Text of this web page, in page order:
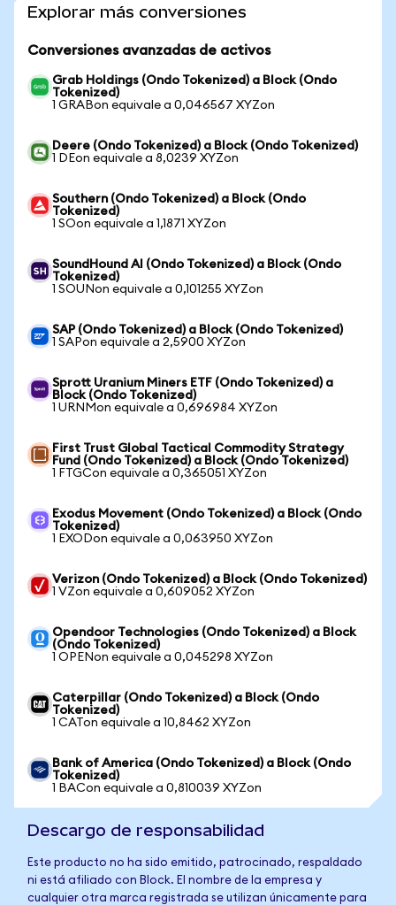
Explorar más conversiones
Conversiones avanzadas de activos
Grab Holdings (Ondo Tokenized) a Block (Ondo
Tokenized)
1 GRABon equivale a 0,046567 XYZon
Deere (Ondo Tokenized) a Block (Ondo Tokenized)
1 DEon equivale a 8,0239 XYZon
Southern (Ondo Tokenized) a Block (Ondo
Tokenized)
1 SOon equivale a 1,1871 XYZon
SoundHound AI (Ondo Tokenized) a Block (Ondo
Tokenized)
1 SOUNon equivale a 0,101255 XYZon
SAP (Ondo Tokenized) a Block (Ondo Tokenized)
1 SAPon equivale a 2,5900 XYZon
Sprott Uranium Miners ETF (Ondo Tokenized) a
Block (Ondo Tokenized)
1 URNMon equivale a 0,696984 XYZon
First Trust Global Tactical Commodity Strategy
Fund (Ondo Tokenized) a Block (Ondo Tokenized)
1 FTGCon equivale a 0,365051 XYZon
Exodus Movement (Ondo Tokenized) a Block (Ondo
Tokenized)
1 EXODon equivale a 0,063950 XYZon
Verizon (Ondo Tokenized) a Block (Ondo Tokenized)
1 VZon equivale a 0,609052 XYZon
Opendoor Technologies (Ondo Tokenized) a Block
(Ondo Tokenized)
1 OPENon equivale a 0,045298 XYZon
Caterpillar (Ondo Tokenized) a Block (Ondo
Tokenized)
1 CATon equivale a 10,8462 XYZon
Bank of America (Ondo Tokenized) a Block (Ondo
Tokenized)
1 BACon equivale a 0,810039 XYZon
Descargo de responsabilidad
Este producto no ha sido emitido, patrocinado, respaldado
ni está afiliado con Block. El nombre de la empresa y
cualquier otra marca registrada se utilizan únicamente para